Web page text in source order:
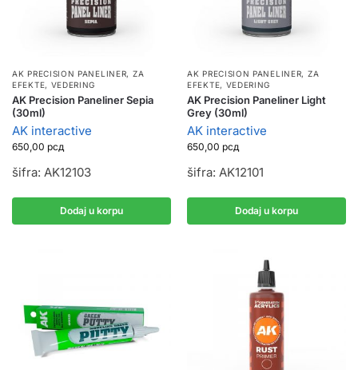
AK PRECISION PANELINER, ZA
EFEKTE, VEDERING
AK Precision Paneliner Sepia
(30ml)
AK interactive
650,00 рсд
šifra: AK12103
Dodaj u korpu
AK PRECISION PANELINER, ZA
EFEKTE, VEDERING
AK Precision Paneliner Light
Grey (30ml)
AK interactive
650,00 рсд
šifra: AK12101
Dodaj u korpu